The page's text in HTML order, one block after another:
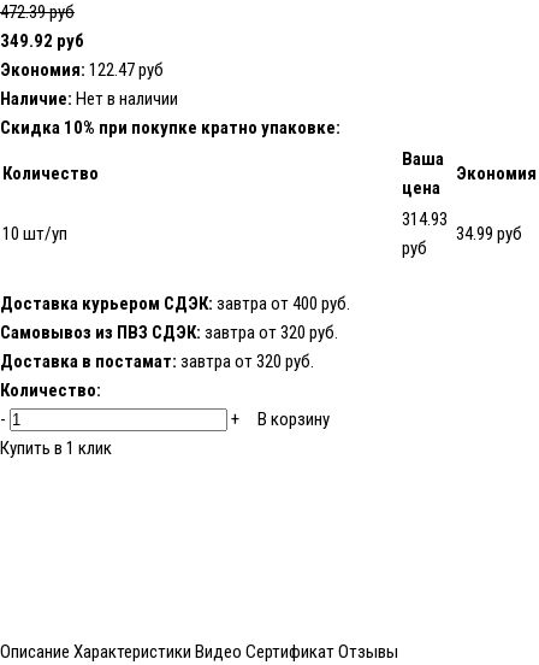
472.39 руб
349.92 руб
Экономия: 122.47 руб
Наличие: Нет в наличии
Скидка 10% при покупке кратно упаковке:
Количество
Ваша
цена
Экономия
10 шт/уп
314.93
руб
34.99 руб
Доставка курьером СДЭК: завтра от 400 руб.
Самовывоз из ПВЗ СДЭК: завтра от 320 руб.
Доставка в постамат: завтра от 320 руб.
Количество:
-
+
В корзину
Купить в 1 клик
Описание Характеристики Видео СертификатОтзывы